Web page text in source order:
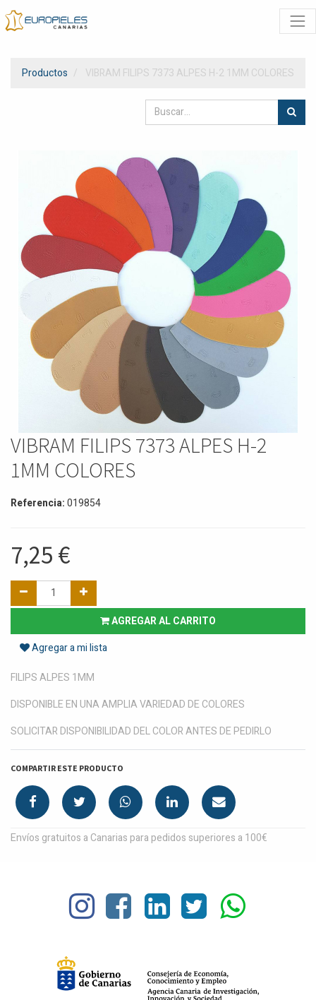
Productos VIBRAM FILIPS 7373 ALPES H-2 1MM COLORES
VIBRAM FILIPS 7373 ALPES H-2
1MM COLORES
Referencia:019854
7,25 €
AGREGAR AL CARRITO
Agregar a mi lista
FILIPS ALPES 1MM
DISPONIBLE EN UNA AMPLIA VARIEDAD DE COLORES
SOLICITAR DISPONIBILIDAD DEL COLOR ANTES DE PEDIRLO
COMPARTIR ESTE PRODUCTO
Envíos gratuitos a Canarias para pedidos superiores a 100€